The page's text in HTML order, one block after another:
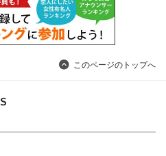
このページのトップへ